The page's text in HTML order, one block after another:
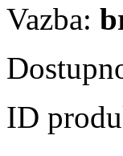
Vazba:
ID